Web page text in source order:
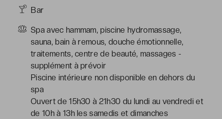
Bar
Spa avec hammam, piscine hydromassage,
sauna, bain à remous, douche émotionnelle,
traitements, centre de beauté, massages -
supplément à prévoir
Piscine intérieure non disponible en dehors du
spa
Ouvert de 15h30 à 21h30 du lundi au vendredi et
de 10h à 13h les samedis et dimanches